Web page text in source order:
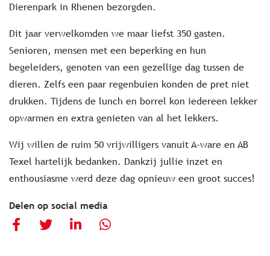
Dierenpark in Rhenen bezorgden.
Dit jaar verwelkomden we maar liefst 350 gasten.
Senioren, mensen met een beperking en hun
begeleiders, genoten van een gezellige dag tussen de
dieren. Zelfs een paar regenbuien konden de pret niet
drukken. Tijdens de lunch en borrel kon iedereen lekker
opwarmen en extra genieten van al het lekkers.
Wij willen de ruim 50 vrijwilligers vanuit A-ware en AB
Texel hartelijk bedanken. Dankzij jullie inzet en
enthousiasme werd deze dag opnieuw een groot succes!
Delen op social media